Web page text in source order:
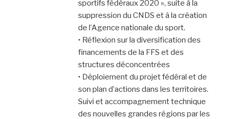
sportifs fédéraux 2020 », suite à la
suppression du CNDS et à la création
de l’Agence nationale du sport.
• Réflexion sur la diversification des
financements de la FFS et des
structures déconcentrées
• Déploiement du projet fédéral et de
son plan d’actions dans les territoires.
Suivi et accompagnement technique
des nouvelles grandes régions par les